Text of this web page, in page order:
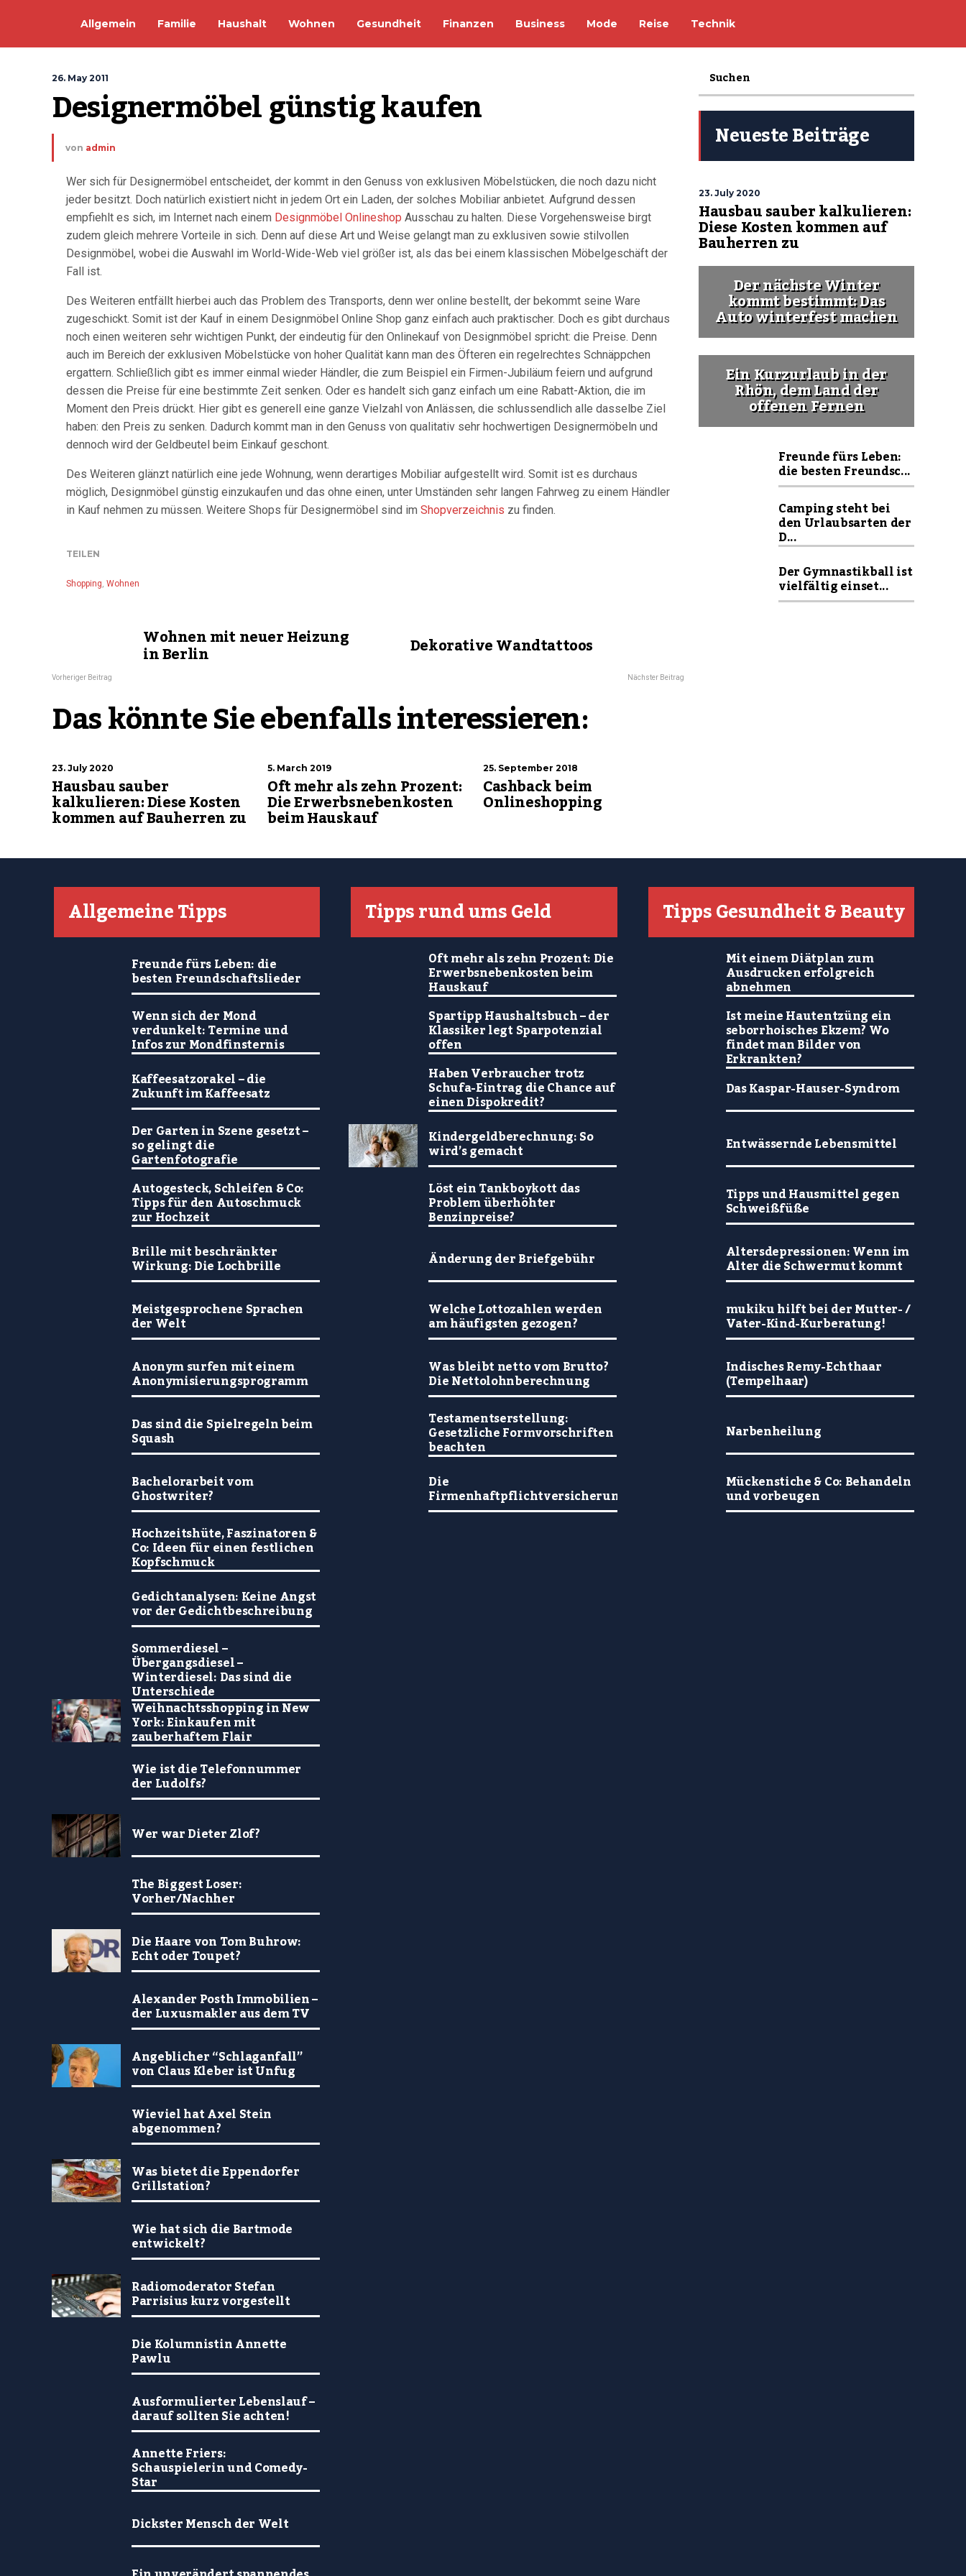
Allgemein Familie Haushalt Wohnen Gesundheit Finanzen Business Mode Reise Technik
26. May 2011
Designermöbel günstig kaufen
von admin
Wer sich für Designermöbel entscheidet, der kommt in den Genuss von exklusiven Möbelstücken, die noch dazu nicht
jeder besitzt. Doch natürlich existiert nicht in jedem Ort ein Laden, der solches Mobiliar anbietet. Aufgrund dessen
empfiehlt es sich, im Internet nach einem Designmöbel Onlineshop Ausschau zu halten. Diese Vorgehensweise birgt
zudem gleich mehrere Vorteile in sich. Denn auf diese Art und Weise gelangt man zu exklusiven sowie stilvollen
Designmöbel, wobei die Auswahl im World-Wide-Web viel größer ist, als das bei einem klassischen Möbelgeschäft der
Fall ist.
Des Weiteren entfällt hierbei auch das Problem des Transports, denn wer online bestellt, der bekommt seine Ware
zugeschickt. Somit ist der Kauf in einem Designmöbel Online Shop ganz einfach auch praktischer. Doch es gibt durchaus
noch einen weiteren sehr wichtigen Punkt, der eindeutig für den Onlinekauf von Designmöbel spricht: die Preise. Denn
auch im Bereich der exklusiven Möbelstücke von hoher Qualität kann man des Öfteren ein regelrechtes Schnäppchen
ergattern. Schließlich gibt es immer einmal wieder Händler, die zum Beispiel ein Firmen-Jubiläum feiern und aufgrund
dessen die Preise für eine bestimmte Zeit senken. Oder es handelt sich ganz einfach um eine Rabatt-Aktion, die im
Moment den Preis drückt. Hier gibt es generell eine ganze Vielzahl von Anlässen, die schlussendlich alle dasselbe Ziel
haben: den Preis zu senken. Dadurch kommt man in den Genuss von qualitativ sehr hochwertigen Designermöbeln und
dennoch wird der Geldbeutel beim Einkauf geschont.
Des Weiteren glänzt natürlich eine jede Wohnung, wenn derartiges Mobiliar aufgestellt wird. Somit ist es durchaus
möglich, Designmöbel günstig einzukaufen und das ohne einen, unter Umständen sehr langen Fahrweg zu einem Händler
in Kauf nehmen zu müssen. Weitere Shops für Designermöbel sind im Shopverzeichnis zu finden.
TEILEN
Shopping, Wohnen
Wohnen mit neuer Heizung
in Berlin
Vorheriger Beitrag
Dekorative Wandtattoos
Nächster Beitrag
Das könnte Sie ebenfalls interessieren:
23. July 2020
Hausbau sauber
kalkulieren: Diese Kosten
kommen auf Bauherren zu
5. March 2019
Oft mehr als zehn Prozent:
Die Erwerbsnebenkosten
beim Hauskauf
25. September 2018
Cashback beim
Onlineshopping
Neueste Beiträge
23. July 2020
Hausbau sauber kalkulieren:
Diese Kosten kommen auf
Bauherren zu
Der nächste Winter
kommt bestimmt: Das
Auto winterfest machen
Ein Kurzurlaub in der
Rhön, dem Land der
offenen Fernen
Freunde fürs Leben:
die besten Freundsc...
Camping steht bei
den Urlaubsarten der
D...
Der Gymnastikball ist
vielfältig einset...
Allgemeine Tipps
Freunde fürs Leben: die
besten Freundschaftslieder
Wenn sich der Mond
verdunkelt: Termine und
Infos zur Mondfinsternis
Kaffeesatzorakel – die
Zukunft im Kaffeesatz
Der Garten in Szene gesetzt –
so gelingt die
Gartenfotografie
Autogesteck, Schleifen & Co:
Tipps für den Autoschmuck
zur Hochzeit
Brille mit beschränkter
Wirkung: Die Lochbrille
Meistgesprochene Sprachen
der Welt
Anonym surfen mit einem
Anonymisierungsprogramm
Das sind die Spielregeln beim
Squash
Bachelorarbeit vom
Ghostwriter?
Hochzeitshüte, Faszinatoren &
Co: Ideen für einen festlichen
Kopfschmuck
Gedichtanalysen: Keine Angst
vor der Gedichtbeschreibung
Sommerdiesel –
Übergangsdiesel –
Winterdiesel: Das sind die
Unterschiede
Weihnachtsshopping in New
York: Einkaufen mit
zauberhaftem Flair
Wie ist die Telefonnummer
der Ludolfs?
Wer war Dieter Zlof?
The Biggest Loser:
Vorher/Nachher
Die Haare von Tom Buhrow:
Echt oder Toupet?
Alexander Posth Immobilien –
der Luxusmakler aus dem TV
Angeblicher “Schlaganfall”
von Claus Kleber ist Unfug
Wieviel hat Axel Stein
abgenommen?
Was bietet die Eppendorfer
Grillstation?
Wie hat sich die Bartmode
entwickelt?
Radiomoderator Stefan
Parrisius kurz vorgestellt
Die Kolumnistin Annette
Pawlu
Ausformulierter Lebenslauf –
darauf sollten Sie achten!
Annette Friers:
Schauspielerin und Comedy-
Star
Dickster Mensch der Welt
Tipps rund ums Geld
Oft mehr als zehn Prozent: Die
Erwerbsnebenkosten beim
Hauskauf
Spartipp Haushaltsbuch – der
Klassiker legt Sparpotenzial
offen
Haben Verbraucher trotz
Schufa-Eintrag die Chance auf
einen Dispokredit?
Kindergeldberechnung: So
wird’s gemacht
Löst ein Tankboykott das
Problem überhöhter
Benzinpreise?
Änderung der Briefgebühr
Welche Lottozahlen werden
am häufigsten gezogen?
Was bleibt netto vom Brutto?
Die Nettolohnberechnung
Testamentserstellung:
Gesetzliche Formvorschriften
beachten
Die
Firmenhaftpflichtversicherung
Tipps Gesundheit & Beauty
Mit einem Diätplan zum
Ausdrucken erfolgreich
abnehmen
Ist meine Hautentzüng ein
seborrhoisches Ekzem? Wo
findet man Bilder von
Erkrankten?
Das Kaspar-Hauser-Syndrom
Entwässernde Lebensmittel
Tipps und Hausmittel gegen
Schweißfüße
Altersdepressionen: Wenn im
Alter die Schwermut kommt
mukiku hilft bei der Mutter- /
Vater-Kind-Kurberatung!
Indisches Remy-Echthaar
(Tempelhaar)
Narbenheilung
Mückenstiche & Co: Behandeln
und vorbeugen